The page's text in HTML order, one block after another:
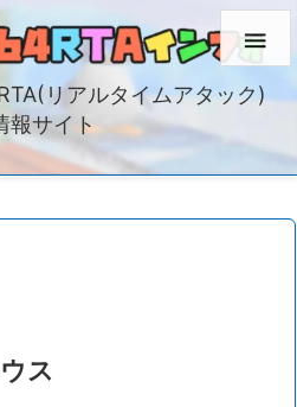
リアルタイムアタック)
報サイト

ス